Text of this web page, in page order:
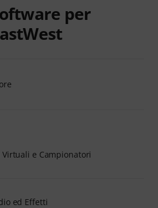
per
e Campionatori
ed Effetti